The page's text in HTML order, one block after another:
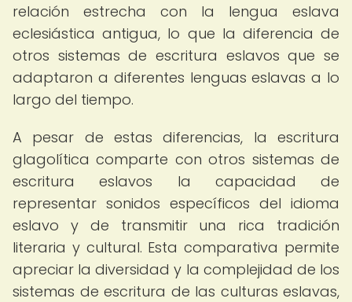
relación estrecha con la lengua eslava
eclesiástica antigua, lo que la diferencia de
otros sistemas de escritura eslavos que se
adaptaron a diferentes lenguas eslavas a lo
largo del tiempo.
A pesar de estas diferencias, la escritura
glagolítica comparte con otros sistemas de
escritura eslavos la capacidad de
representar sonidos específicos del idioma
eslavo y de transmitir una rica tradición
literaria y cultural. Esta comparativa permite
apreciar la diversidad y la complejidad de los
sistemas de escritura de las culturas eslavas,